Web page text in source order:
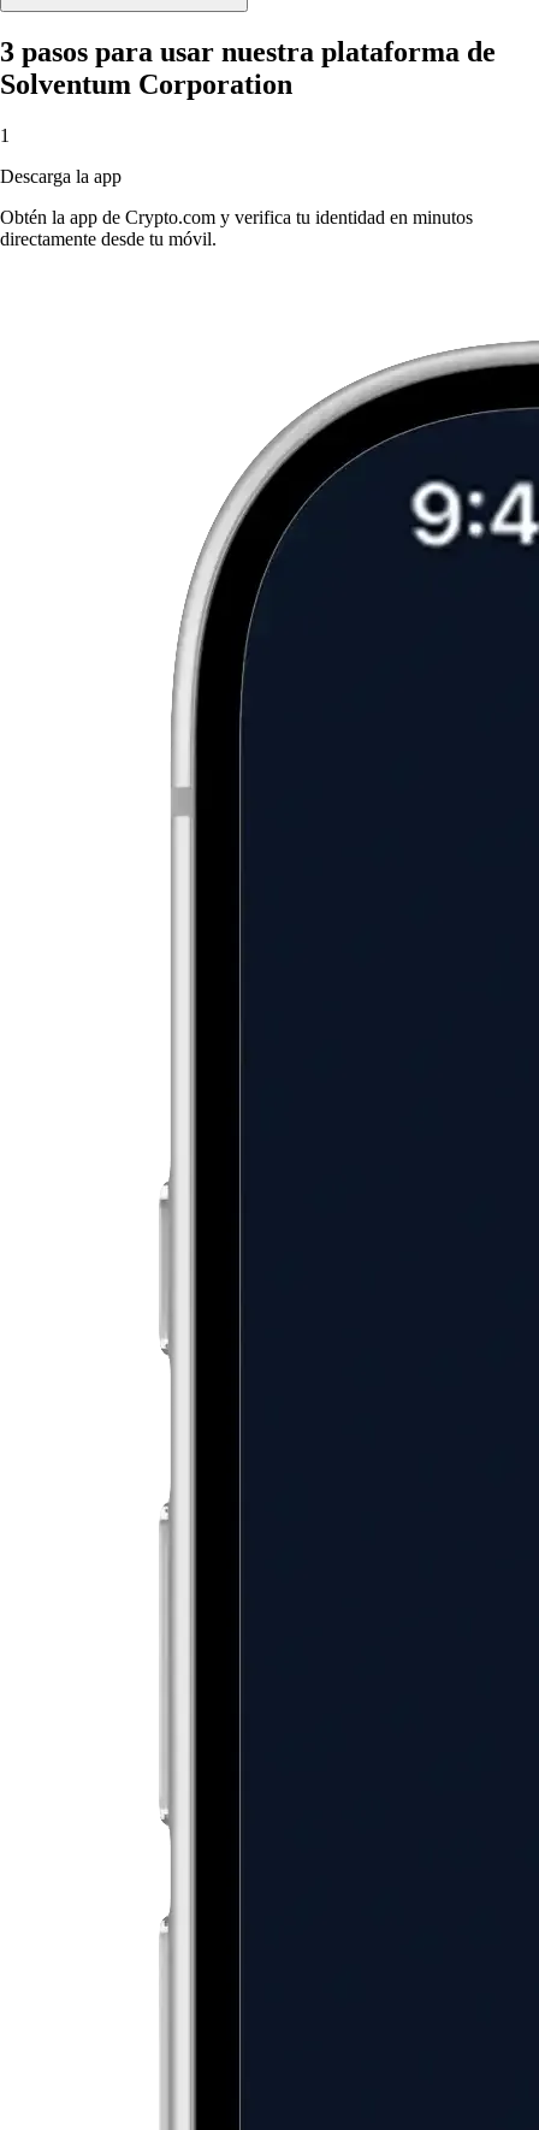
3 pasos para usar nuestra plataforma de
Solventum Corporation
1
Descarga la app
Obtén la app de Crypto.com y verifica tu identidad en minutos
directamente desde tu móvil.